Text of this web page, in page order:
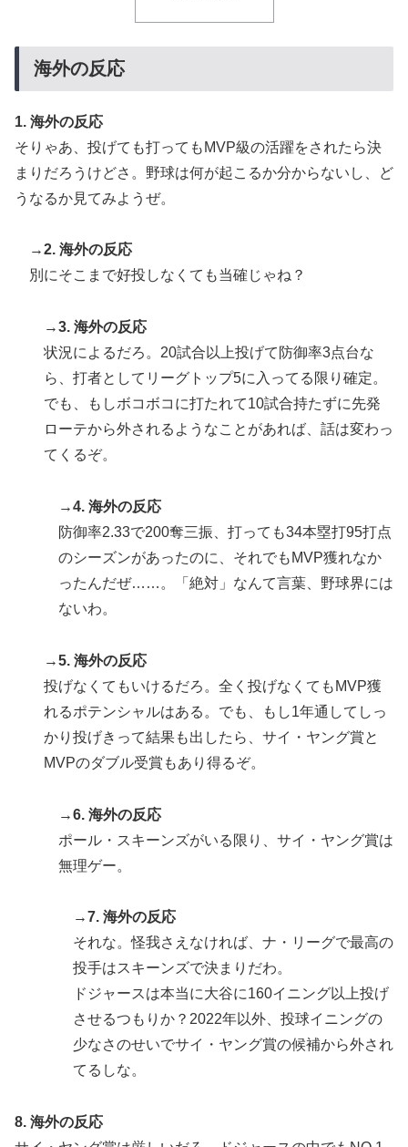
【海外の反応】
▶ 海外「日本なんて行くんじゃなかった…」 日本を知っ
事態に
▶
外国人「2002年W杯は?」韓国サッカーに衝撃的不祥
事！W杯予選でレフリーへの性的接待発覚！海外騒然！
【海外の反応】
ー・・・」→「あいつがそれほどなのか（ﾌﾞﾙﾌﾞﾙ）」
「レギュラーとして出れるとは思わない...
家と機関が売り越しを仕掛けコスピが4%を超える大幅
な下落‥」
▶ 【海外の反応】ネット上での中国のプロパガンダ工作っ
てどれくらいあるんだろうな → 「どこの国も同じよう
なことをやってるよな」「中国に関する情報はマジで両
極端なものしかない」
意を払う日本人の姿に感動の声が殺到
【海外の反応】今永昇太、好調の秘訣はスマホ画面だと
イマナガ節を炸裂「NPBでは面白さが必須条件なの？」
韓国人「日本でヤバい作品ばかりアニメ化してて心配に
なる…」
待したことが発覚！」
▶ 無気力な韓国代表、オーストリアにも0-1で敗北…3月の
Aマッチは2敗で終＝韓国の反応
▶
韓国人「日本でヤバい作品ばかりアニメ化してて心配に
なる…」
れたちびっ子集団が世界をメロメロに
欧州「日本だけ反則だろ…」 世界の『日本びいき』に
ヨーロッパ全土から不満の声
海外の反応
1. 海外の反応
そりゃあ、投げても打ってもMVP級の活躍をされたら決
まりだろうけどさ。野球は何が起こるか分からないし、ど
うなるか見てみようぜ。
→2. 海外の反応
別にそこまで好投しなくても当確じゃね？
→3. 海外の反応
状況によるだろ。20試合以上投げて防御率3点台な
ら、打者としてリーグトップ5に入ってる限り確定。
でも、もしボコボコに打たれて10試合持たずに先発
ローテから外されるようなことがあれば、話は変わっ
てくるぞ。
→4. 海外の反応
防御率2.33で200奪三振、打っても34本塁打95打点
のシーズンがあったのに、それでもMVP獲れなか
ったんだぜ……。「絶対」なんて言葉、野球界には
ないわ。
→5. 海外の反応
投げなくてもいけるだろ。全く投げなくてもMVP獲
れるポテンシャルはある。でも、もし1年通してしっ
かり投げきって結果も出したら、サイ・ヤング賞と
MVPのダブル受賞もあり得るぞ。
→6. 海外の反応
ポール・スキーンズがいる限り、サイ・ヤング賞は
無理ゲー。
→7. 海外の反応
それな。怪我さえなければ、ナ・リーグで最高の
投手はスキーンズで決まりだわ。
ドジャースは本当に大谷に160イニング以上投げ
させるつもりか？2022年以外、投球イニングの
少なさのせいでサイ・ヤング賞の候補から外され
てるしな。
8. 海外の反応